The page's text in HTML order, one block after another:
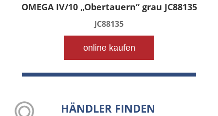
OMEGA IV/10 „Obertauern“ grau JC88135
JC88135
online kaufen
HÄNDLER FINDEN